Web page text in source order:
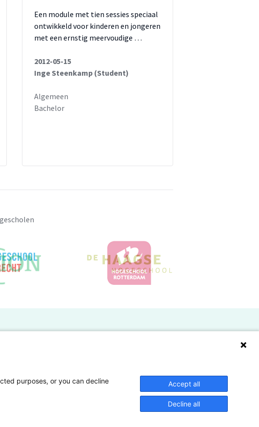
Een module met tien sessies speciaal
ontwikkeld voor kinderen en jongeren
met een ernstig meervoudige …
2012-05-15
Inge Steenkamp (Student)
Algemeen
Bachelor
Lectoren en onderzoekers
purposes, or you can decline
Accept all
Decline all